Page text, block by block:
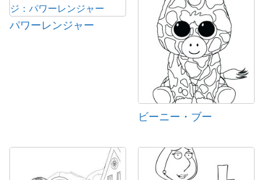
パワーレンジャー
ビーニー・ブー